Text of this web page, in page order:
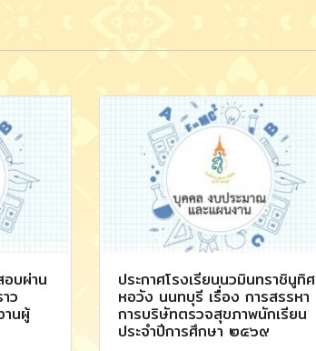
อบผ่าน
ว
านผู้
ประกาศโรงเรียนนวมินทราชินูทิศ
หอวัง นนทบุรี เรื่อง การสรรหา
การบริษัทตรวจสุขภาพนักเรียน
ประจำปีการศึกษา ๒๕๖๙